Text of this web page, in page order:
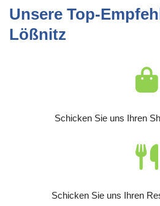
Unsere Top-
Lößnitz
Schicken Sie uns Ihren
Schicken Sie uns Ihren